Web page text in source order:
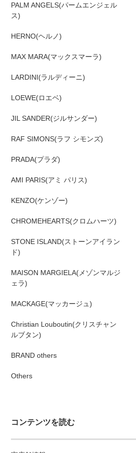
PALM ANGELS(パームエンジェル
ス)
HERNO(ヘルノ)
MAX MARA(マックスマーラ)
LARDINI(ラルディーニ)
LOEWE(ロエベ)
JIL SANDER(ジルサンダー)
RAF SIMONS(ラフ シモンズ)
PRADA(プラダ)
AMI PARIS(アミ パリス)
KENZO(ケンゾー)
CHROMEHEARTS(クロムハーツ)
STONE ISLAND(ストーンアイラン
ド)
MAISON MARGIELA(メゾンマルジ
ェラ)
MACKAGE(マッカージュ)
Christian Louboutin(クリスチャン
ルブタン)
BRAND others
Others
コンテンツを読む